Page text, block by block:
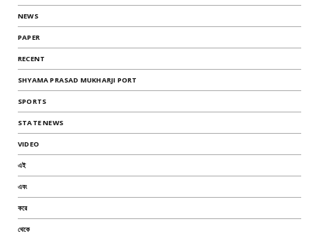
NEWS
PAPER
RECENT
SHYAMA PRASAD MUKHARJI PORT
SPORTS
STATE NEWS
VIDEO
এই
এবং
করে
থেকে